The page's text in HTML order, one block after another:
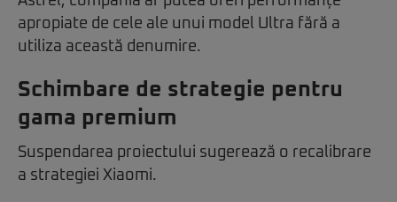
apropiate de cele ale unui model Ultra fără a
utiliza această denumire.
Schimbare de strategie pentru
gama premium
Suspendarea proiectului sugerează o recalibrare
a strategiei Xiaomi.